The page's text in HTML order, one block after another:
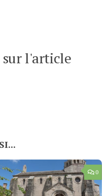
sur l'article
0